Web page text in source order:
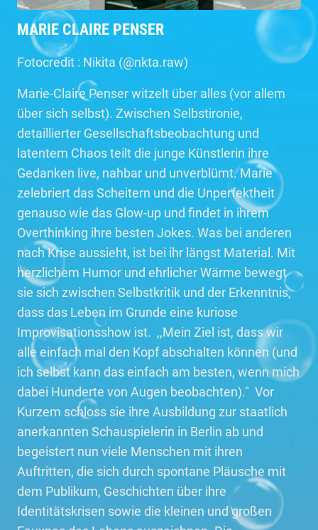
MARIE CLAIRE PENSER
Fotocredit : Nikita (@nkta.raw)
Marie-Claire Penser witzelt über alles (vor allem
über sich selbst). Zwischen Selbstironie,
detaillierter Gesellschaftsbeobachtung und
latentem Chaos teilt die junge Künstlerin ihre
Gedanken live, nahbar und unverblümt. Marie
zelebriert das Scheitern und die Unperfektheit
genauso wie das Glow-up und findet in ihrem
Overthinking ihre besten Jokes. Was bei anderen
nach Krise aussieht, ist bei ihr längst Material. Mit
herzlichem Humor und ehrlicher Wärme bewegt
sie sich zwischen Selbstkritik und der Erkenntnis,
dass das Leben im Grunde eine kuriose
Improvisationsshow ist. ,,Mein Ziel ist, dass wir
alle einfach mal den Kopf abschalten können (und
ich selbst kann das einfach am besten, wenn mich
dabei Hunderte von Augen beobachten)." Vor
Kurzem schloss sie ihre Ausbildung zur staatlich
anerkannten Schauspielerin in Berlin ab und
begeistert nun viele Menschen mit ihren
Auftritten, die sich durch spontane Pläusche mit
dem Publikum, Geschichten über ihre
Identitätskrisen sowie die kleinen und großen